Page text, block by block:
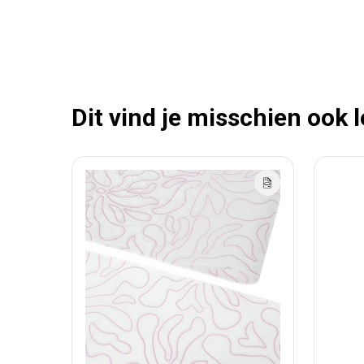
Dit vind je misschien ook